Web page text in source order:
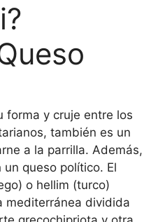
forma y cruje entre los
también es un
a la parrilla. Además,
queso político. El
o hellim (turco)
mediterránea dividida